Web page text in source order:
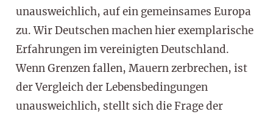
unausweichlich, auf ein gemeinsames Europa
zu. Wir Deutschen machen hier exemplarische
Erfahrungen im vereinigten Deutschland.
Wenn Grenzen fallen, Mauern zerbrechen, ist
der Vergleich der Lebensbedingungen
unausweichlich, stellt sich die Frage der